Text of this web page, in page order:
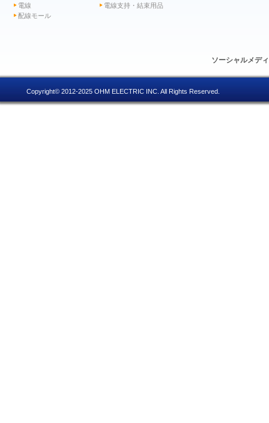
電線
電線支持・結束用品
配線モール
ソーシャルメデ
Copyright© 2012-2025 OHM ELECTRIC INC. All Rights Reserved.